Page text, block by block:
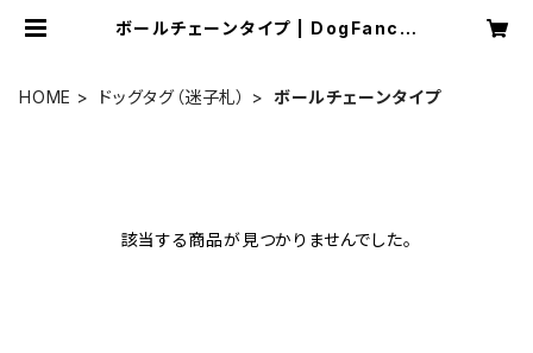
ボールチェーンタイプ | DogFancie
HOME ドッグタグ（迷子札） ボールチェーンタイプ
該当する商品が見つかりませんでした。